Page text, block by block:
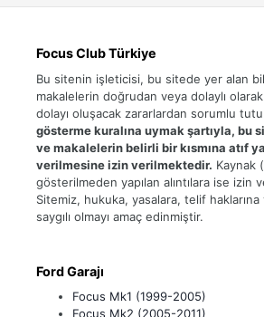
Focus Club Türkiye
Bu sitenin işleticisi, bu sitede yer alan
makalelerin doğrudan veya dolaylı olarak
dolayı oluşacak zararlardan sorumlu
gösterme kuralına uymak şartıyla, bu
ve makalelerin belirli bir kısmına atıf
verilmesine izin verilmektedir. Kaynak
gösterilmeden yapılan alıntılara ise izin
Sitemiz, hukuka, yasalara, telif haklarına
saygılı olmayı amaç edinmiştir.
Ford Garajı
Focus Mk1 (1999-2005)
Focus Mk2 (2005-2011)